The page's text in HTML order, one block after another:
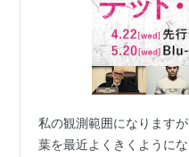
私の観測範囲になります
葉を最近よくきくように